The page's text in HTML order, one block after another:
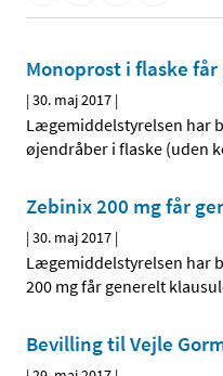
Monoprost i flaske
|30. maj 2017 |
Lægemiddelstyrelsen har
øjendråber i flaske (uden
Zebinix 200 mg får
|30. maj 2017 |
Lægemiddelstyrelsen har
200 mg får generelt
Bevilling til Vejle